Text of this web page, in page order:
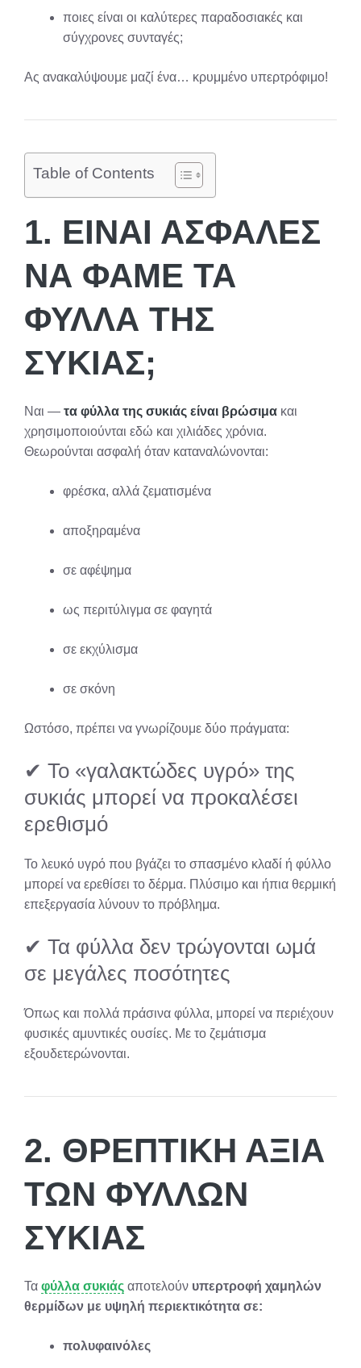
ποιες είναι οι καλύτερες παραδοσιακές και
σύγχρονες συνταγές;
Ας ανακαλύψουμε μαζί ένα… κρυμμένο υπερτρόφιμο!
Table of Contents
1. ΕΊΝΑΙ ΑΣΦΑΛΈΣ
ΝΑ ΦΆΜΕ ΤΑ
ΦΎΛΛΑ ΤΗΣ
ΣΥΚΙΆΣ;
Ναι ― τα φύλλα της συκιάς είναι βρώσιμα και
χρησιμοποιούνται εδώ και χιλιάδες χρόνια.
Θεωρούνται ασφαλή όταν καταναλώνονται:
φρέσκα, αλλά ζεματισμένα
αποξηραμένα
σε αφέψημα
ως περιτύλιγμα σε φαγητά
σε εκχύλισμα
σε σκόνη
Ωστόσο, πρέπει να γνωρίζουμε δύο πράγματα:
✔ Το «γαλακτώδες υγρό» της
συκιάς μπορεί να προκαλέσει
ερεθισμό
Το λευκό υγρό που βγάζει το σπασμένο κλαδί ή φύλλο
μπορεί να ερεθίσει το δέρμα. Πλύσιμο και ήπια θερμική
επεξεργασία λύνουν το πρόβλημα.
✔ Τα φύλλα δεν τρώγονται ωμά
σε μεγάλες ποσότητες
Όπως και πολλά πράσινα φύλλα, μπορεί να περιέχουν
φυσικές αμυντικές ουσίες. Με το ζεμάτισμα
εξουδετερώνονται.
2. ΘΡΕΠΤΙΚΉ ΑΞΊΑ
ΤΩΝ ΦΎΛΛΩΝ
ΣΥΚΙΆΣ
Τα φύλλα συκιάς αποτελούν υπερτροφή χαμηλών
θερμίδων με υψηλή περιεκτικότητα σε:
πολυφαινόλες